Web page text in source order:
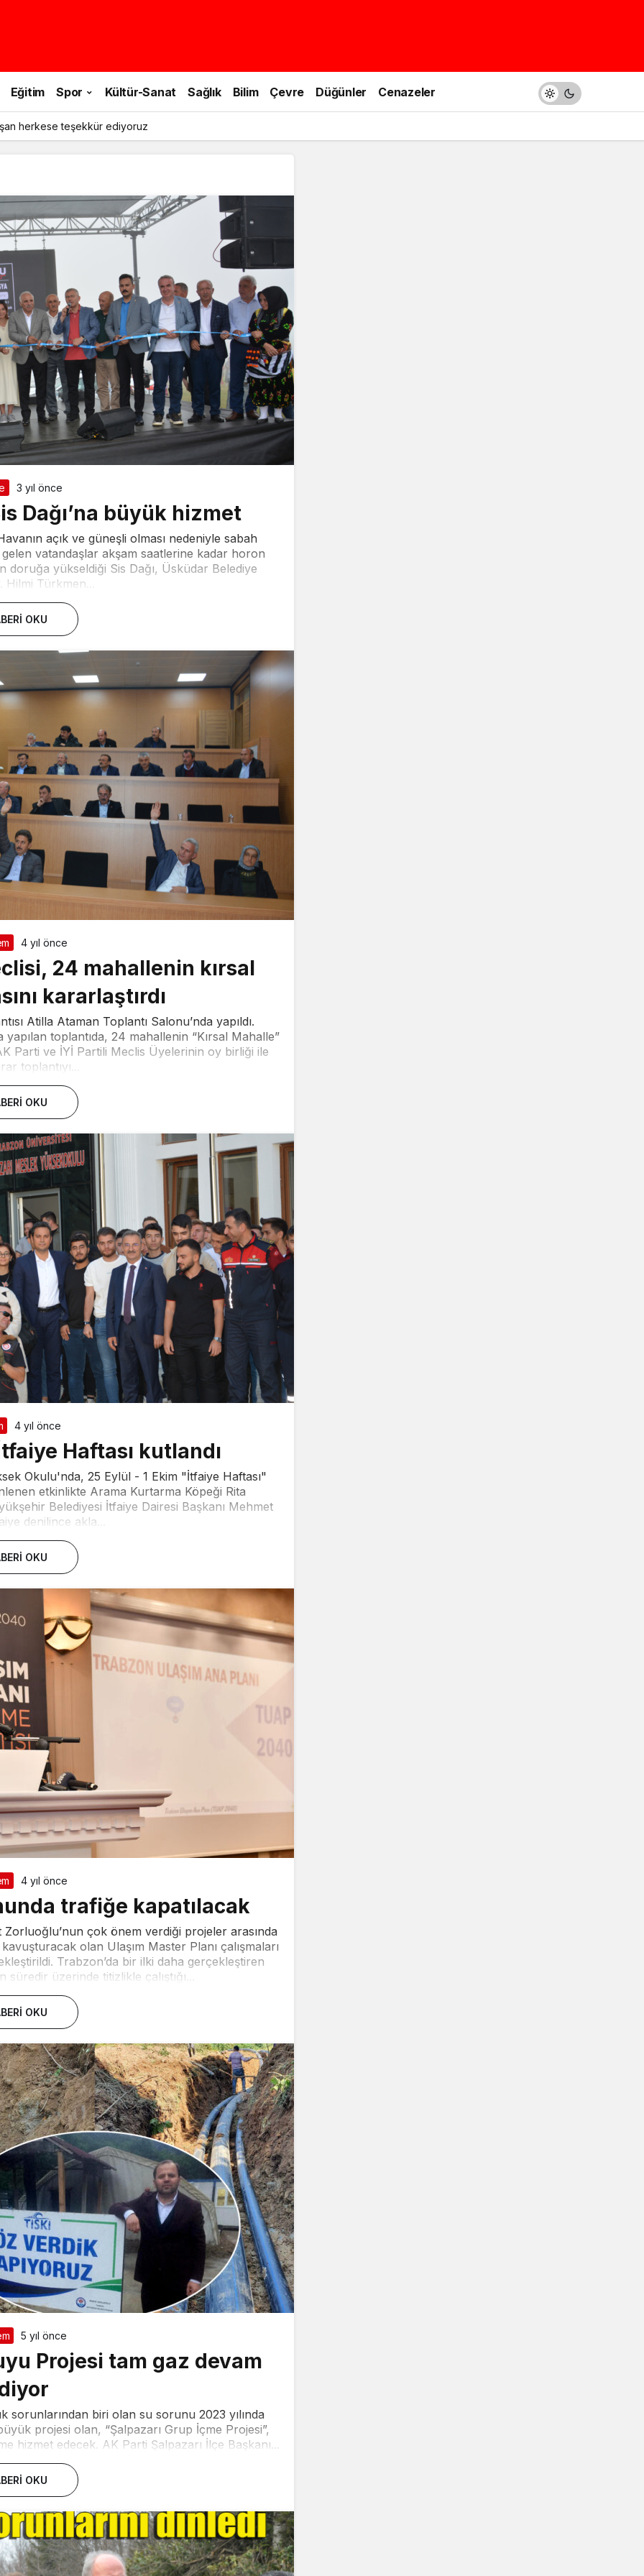
Eğitim Spor Kültür-Sanat Sağlık Bilim Çevre Düğünler Cenazeler
herkese teşekkür ediyoruz
3 yıl önce
Dağı’na büyük hizmet
açık ve güneşli olması nedeniyle sabah
vatandaşlar akşam saatlerine kadar horon
doruğa yükseldiği Sis Dağı, Üsküdar Belediye
Hilmi Türkmen...
OKU
4 yıl önce
24 mahallenin kırsal
kararlaştırdı
Atilla Ataman Toplantı Salonu’nda yapıldı.
yapılan toplantıda, 24 mahallenin “Kırsal Mahalle”
Parti ve İYİ Partili Meclis Üyelerinin oy birliği ile
toplantıyı...
OKU
4 yıl önce
Haftası kutlandı
Okulu'nda, 25 Eylül - 1 Ekim "İtfaiye Haftası"
etkinlikte Arama Kurtarma Köpeği Rita
Belediyesi İtfaiye Dairesi Başkanı Mehmet
denilince akla...
OKU
4 yıl önce
trafiğe kapatılacak
çok önem verdiği projeler arasında
olan Ulaşım Master Planı çalışmaları
Trabzon’da bir ilki daha gerçekleştiren
üzerinde titizlikle çalıştığı...
OKU
5 yıl önce
Projesi tam gaz devam
sorunlarından biri olan su sorunu 2023 yılında
projesi olan, “Şalpazarı Grup İçme Projesi”,
hizmet edecek. AK Parti Şalpazarı İlçe Başkanı...
OKU